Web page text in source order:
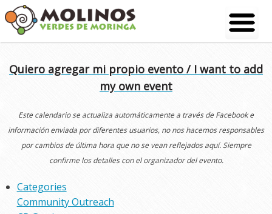
Skip
to
content
Quiero agregar mi propio evento / I want to add
my own event
Este calendario se actualiza automáticamente a través de Facebook e
información enviada por diferentes usuarios, no nos hacemos responsables
por cambios de última hora que no se vean reflejados aquí. Siempre
confirme los detalles con el organizador del evento.
Categories
Community Outreach